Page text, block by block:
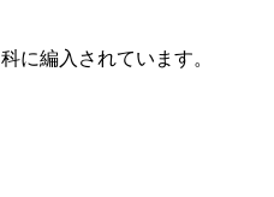
に編入されています。